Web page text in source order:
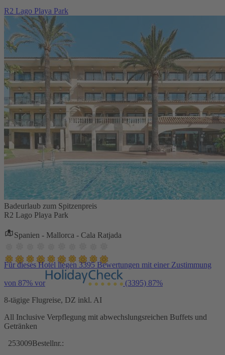
R2 Lago Playa Park
Badeurlaub zum Spitzenpreis
R2 Lago Playa Park
Spanien - Mallorca - Cala Ratjada
Für dieses Hotel liegen 3395 Bewertungen mit einer Zustimmung
von 87% vor (3395) 87%
8-tägige Flugreise, DZ inkl. AI
All Inclusive Verpflegung mit abwechslungsreichen Buffets und
Getränken
253009Bestellnr.: